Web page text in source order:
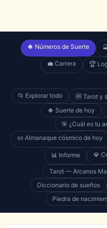
🍀 Números de Suerte
💼 Carrera 🏆
📂 Explorar todo 🆓 Tarot y
🍀 Suerte de hoy
🎯 ¿Cuál es tu
📜 Almanaque cósmico de hoy
📊 Informe 💎
Tarot — Arcanos
Diccionario de sueños
Piedra de